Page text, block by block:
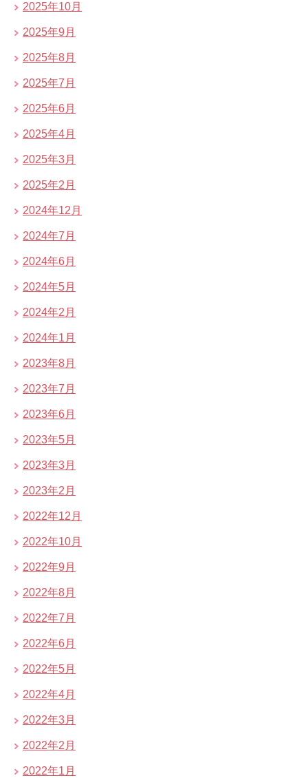
2025年10月
2025年9月
2025年8月
2025年7月
2025年6月
2025年4月
2025年3月
2025年2月
2024年12月
2024年7月
2024年6月
2024年5月
2024年2月
2024年1月
2023年8月
2023年7月
2023年6月
2023年5月
2023年3月
2023年2月
2022年12月
2022年10月
2022年9月
2022年8月
2022年7月
2022年6月
2022年5月
2022年4月
2022年3月
2022年2月
2022年1月